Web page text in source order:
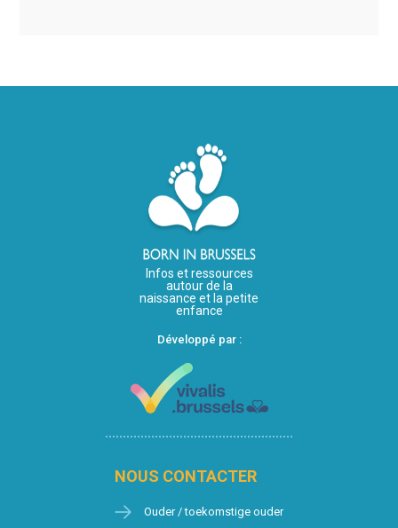
Infos et ressources
autour de la
naissance et la petite
enfance
Développé par :
NOUS CONTACTER
Ouder / toekomstige ouder